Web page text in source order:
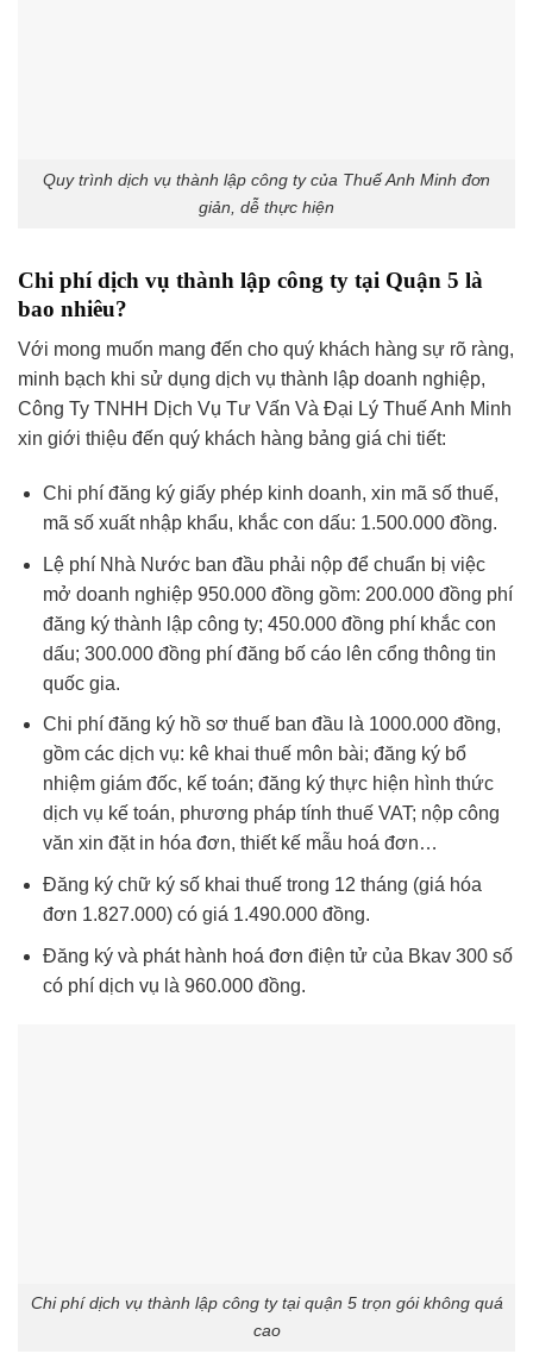
Quy trình dịch vụ thành lập công ty của Thuế Anh Minh đơn
giản, dễ thực hiện
Chi phí dịch vụ thành lập công ty tại Quận 5 là
bao nhiêu?
Với mong muốn mang đến cho quý khách hàng sự rõ ràng,
minh bạch khi sử dụng dịch vụ thành lập doanh nghiệp,
Công Ty TNHH Dịch Vụ Tư Vấn Và Đại Lý Thuế Anh Minh
xin giới thiệu đến quý khách hàng bảng giá chi tiết:
Chi phí đăng ký giấy phép kinh doanh, xin mã số thuế,
mã số xuất nhập khẩu, khắc con dấu: 1.500.000 đồng.
Lệ phí Nhà Nước ban đầu phải nộp để chuẩn bị việc
mở doanh nghiệp 950.000 đồng gồm: 200.000 đồng phí
đăng ký thành lập công ty; 450.000 đồng phí khắc con
dấu; 300.000 đồng phí đăng bố cáo lên cổng thông tin
quốc gia.
Chi phí đăng ký hồ sơ thuế ban đầu là 1000.000 đồng,
gồm các dịch vụ: kê khai thuế môn bài; đăng ký bổ
nhiệm giám đốc, kế toán; đăng ký thực hiện hình thức
dịch vụ kế toán, phương pháp tính thuế VAT; nộp công
văn xin đặt in hóa đơn, thiết kế mẫu hoá đơn…
Đăng ký chữ ký số khai thuế trong 12 tháng (giá hóa
đơn 1.827.000) có giá 1.490.000 đồng.
Đăng ký và phát hành hoá đơn điện tử của Bkav 300 số
có phí dịch vụ là 960.000 đồng.
Chi phí dịch vụ thành lập công ty tại quận 5 trọn gói không quá
cao